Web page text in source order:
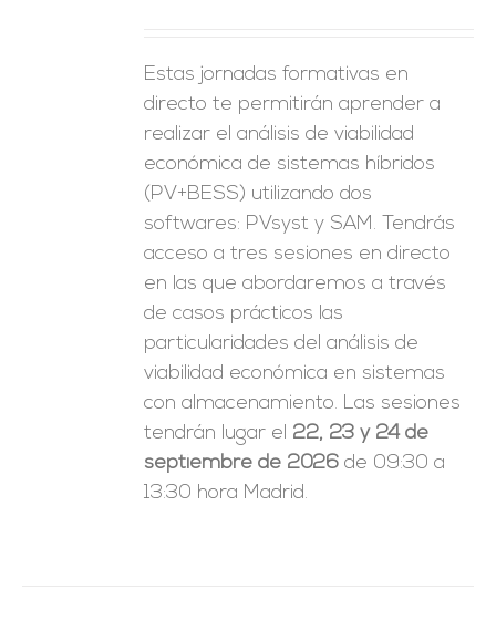
Estas jornadas formativas en
directo te permitirán aprender a
realizar el análisis de viabilidad
económica de sistemas híbridos
(PV+BESS) utilizando dos
softwares: PVsyst y SAM. Tendrás
acceso a tres sesiones en directo
en las que abordaremos a través
de casos prácticos las
particularidades del análisis de
viabilidad económica en sistemas
con almacenamiento. Las sesiones
tendrán lugar el 22, 23 y 24 de
septiembre de 2026 de 09:30 a
13:30 hora Madrid.